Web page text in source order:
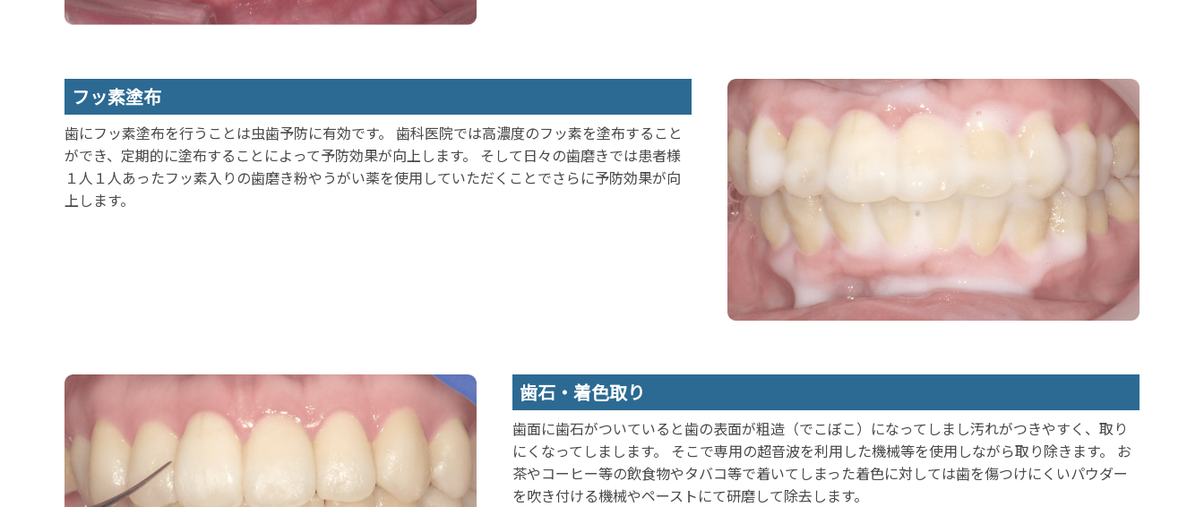
フッ素塗布
歯にフッ素塗布を行うことは虫歯予防に有効です。 歯科医院では高濃度のフッ素を塗布すること
ができ、定期的に塗布することによって予防効果が向上します。 そして日々の歯磨きでは患者様
１人１人あったフッ素入りの歯磨き粉やうがい薬を使用していただくことでさらに予防効果が向
上します。
歯石・着色取り
歯面に歯石がついていると歯の表面が粗造（でこぼこ）になってしまし汚れがつきやすく、取り
にくなってしまします。 そこで専用の超音波を利用した機械等を使用しながら取り除きます。 お
茶やコーヒー等の飲食物やタバコ等で着いてしまった着色に対しては歯を傷つけにくいパウダー
を吹き付ける機械やペーストにて研磨して除去します。